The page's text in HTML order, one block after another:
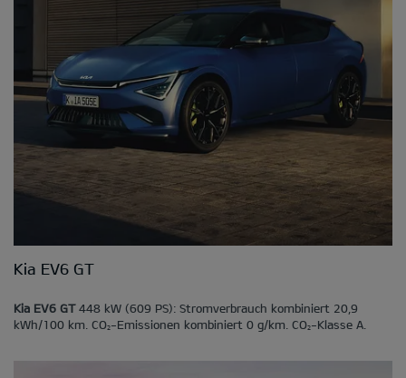
Kia EV6 GT
Kia EV6 GT448 kW (609 PS): Stromverbrauch kombiniert 20,9
kWh/100 km. CO2-Emissionen kombiniert 0 g/km. CO2-Klasse A.